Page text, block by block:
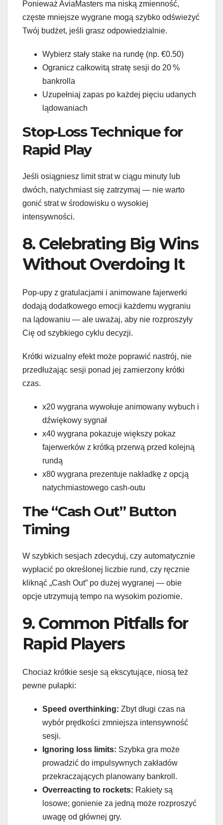
Ponieważ AviaMasters ma niską zmienność,
częste mniejsze wygrane mogą szybko odświeżyć
Twój budżet, jeśli grasz odpowiedzialnie.
Wybierz stały stake na rundę (np. €0.50)
Ogranicz całkowitą stratę sesji do 20 %
bankrolla
Uzupełniaj zapas po każdej pięciu udanych
lądowaniach
Stop‑Loss Technique for
Rapid Play
Jeśli osiągniesz limit strat w ciągu minuty lub
dwóch, natychmiast się zatrzymaj — nie warto
gonić strat w środowisku o wysokiej
intensywności.
8. Celebrating Big Wins
Without Overdoing It
Pop‑upy z gratulacjami i animowane fajerwerki
dodają dodatkowego emocji każdemu wygraniu
na lądowaniu — ale uważaj, aby nie rozproszyły
Cię od szybkiego cyklu decyzji.
Krótki wizualny efekt może poprawić nastrój, nie
przedłużając sesji ponad jej zamierzony krótki
czas.
x20 wygrana wywołuje animowany wybuch i
dźwiękowy sygnał
x40 wygrana pokazuje większy pokaz
fajerwerków z krótką przerwą przed kolejną
rundą
x80 wygrana prezentuje nakładkę z opcją
natychmiastowego cash‑outu
The “Cash Out” Button
Timing
W szybkich sesjach zdecyduj, czy automatycznie
wypłacić po określonej liczbie rund, czy ręcznie
kliknąć „Cash Out” po dużej wygranej — obie
opcje utrzymują tempo na wysokim poziomie.
9. Common Pitfalls for
Rapid Players
Chociaż krótkie sesje są ekscytujące, niosą też
pewne pułapki:
Speed overthinking: Zbyt długi czas na
wybór prędkości zmniejsza intensywność
sesji.
Ignoring loss limits: Szybka gra może
prowadzić do impulsywnych zakładów
przekraczających planowany bankroll.
Overreacting to rockets: Rakiety są
losowe; gonienie za jedną może rozproszyć
uwagę od głównej gry.